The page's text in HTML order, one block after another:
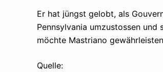
Er hat jüngst gelobt, als
Pennsylvania umzustossen
möchte Mastriano
Quelle: